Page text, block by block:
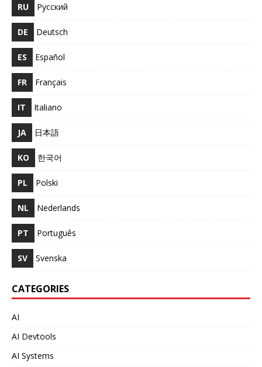
RU Русский
DE Deutsch
ES Español
FR Français
IT Italiano
JA 日本語
KO 한국어
PL Polski
NL Nederlands
PT Português
SV Svenska
CATEGORIES
AI
AI Devtools
AI Systems